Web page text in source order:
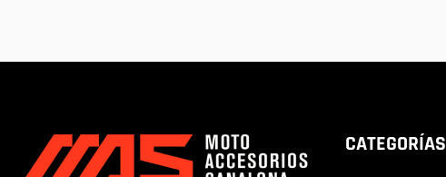
CATEGORÍAS